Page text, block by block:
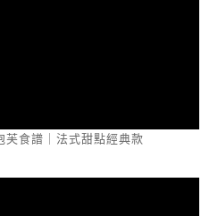
芙食譜｜法式甜點經典款